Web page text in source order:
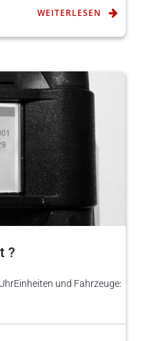
WEITERLESEN
?
und Fahrzeuge: